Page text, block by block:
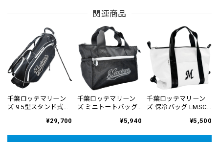
関連商品
千葉ロッテマリーン
ズ 9.5型スタンド式キ
¥29,700
千葉ロッテマリーン
ズ ミニトートバッグ
¥5,940
千葉ロッテマリーン
ズ 保冷バッグ LMSC-
¥5,500